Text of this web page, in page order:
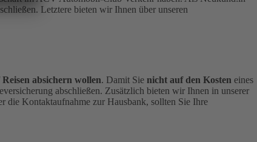
Letztere bieten wir Ihnen über unseren
Reisen absichern wollen. Damit Sie nicht auf den Kosten eines
abschließen. Zusätzlich bieten wir Ihnen in unserer
die Kontaktaufnahme zur Hausbank, sollten Sie Ihre